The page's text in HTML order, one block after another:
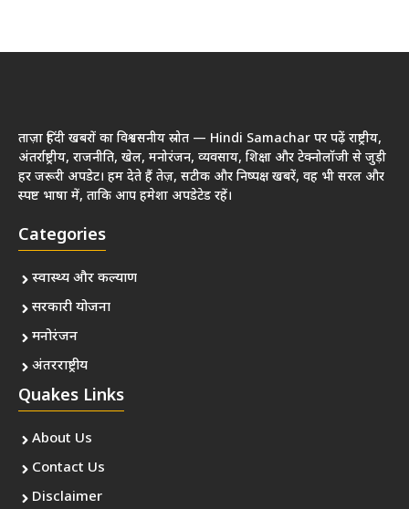
ताज़ा हिंदी खबरों का विश्वसनीय स्रोत — Hindi Samachar पर पढ़ें राष्ट्रीय,
अंतर्राष्ट्रीय, राजनीति, खेल, मनोरंजन, व्यवसाय, शिक्षा और टेक्नोलॉजी से जुड़ी
हर जरूरी अपडेट। हम देते हैं तेज़, सटीक और निष्पक्ष खबरें, वह भी सरल और
स्पष्ट भाषा में, ताकि आप हमेशा अपडेटेड रहें।
Categories
स्वास्थ्य और कल्याण
सरकारी योजना
मनोरंजन
अंतरराष्ट्रीय
Quakes Links
About Us
Contact Us
Disclaimer